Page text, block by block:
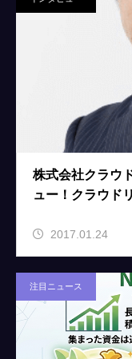
株式会社クラウ
ュー！クラウド
2017.01.24
注目ニュース